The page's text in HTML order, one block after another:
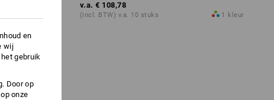
v.a. € 108,78
(incl. BTW) v.a. 10 stuks 1 kleur
en
wij
gebruik
Door op
onze